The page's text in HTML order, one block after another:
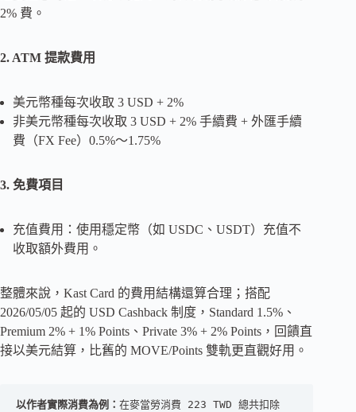
2% 費。
2. ATM 提款費用
美元幣種每次收取 3 USD + 2%
非美元幣種每次收取 3 USD + 2% 手續費 + 外匯手續
費（FX Fee）0.5%～1.75%
3. 免費項目
充值費用：使用穩定幣（如 USDC、USDT）充值不
收取額外費用。
整體來說，Kast Card 的費用結構還算合理；搭配
2026/05/05 起的 USD Cashback 制度，Standard 1.5%、
Premium 2% + 1% Points、Private 3% + 2% Points，回饋直
接以美元結算，比舊的 MOVE/Points 雙軌更直觀好用。
以作者實際消費為例： 在麥當勞消費 223 TWD 總共扣除